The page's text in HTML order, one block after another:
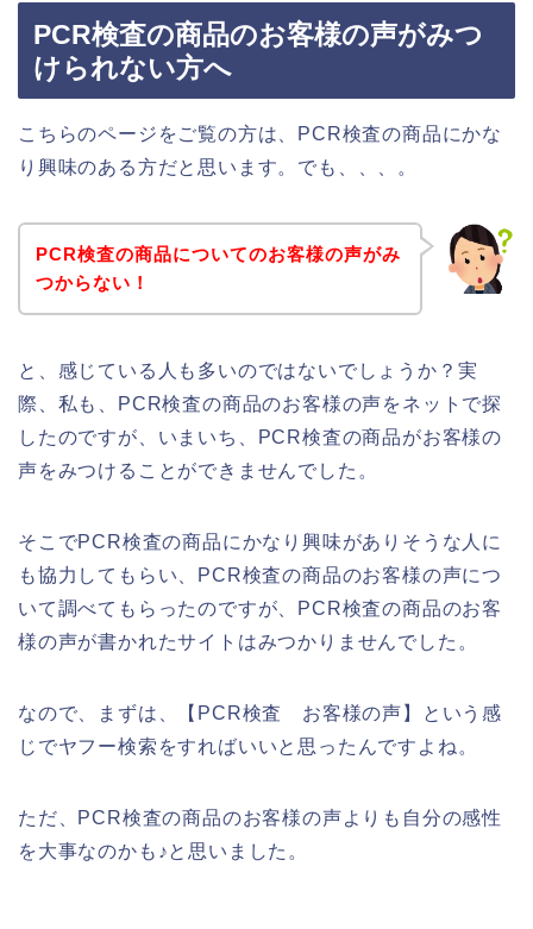
PCR検査の商品のお客様の声がみつ
けられない方へ
こちらのページをご覧の方は、PCR検査の商品にかな
り興味のある方だと思います。でも、、、。
PCR検査の商品についてのお客様の声がみ
つからない！
と、感じている人も多いのではないでしょうか？実
際、私も、PCR検査の商品のお客様の声をネットで探
したのですが、いまいち、PCR検査の商品がお客様の
声をみつけることができませんでした。
そこでPCR検査の商品にかなり興味がありそうな人に
も協力してもらい、PCR検査の商品のお客様の声につ
いて調べてもらったのですが、PCR検査の商品のお客
様の声が書かれたサイトはみつかりませんでした。
なので、まずは、【PCR検査 お客様の声】という感
じでヤフー検索をすればいいと思ったんですよね。
ただ、PCR検査の商品のお客様の声よりも自分の感性
を大事なのかも♪と思いました。